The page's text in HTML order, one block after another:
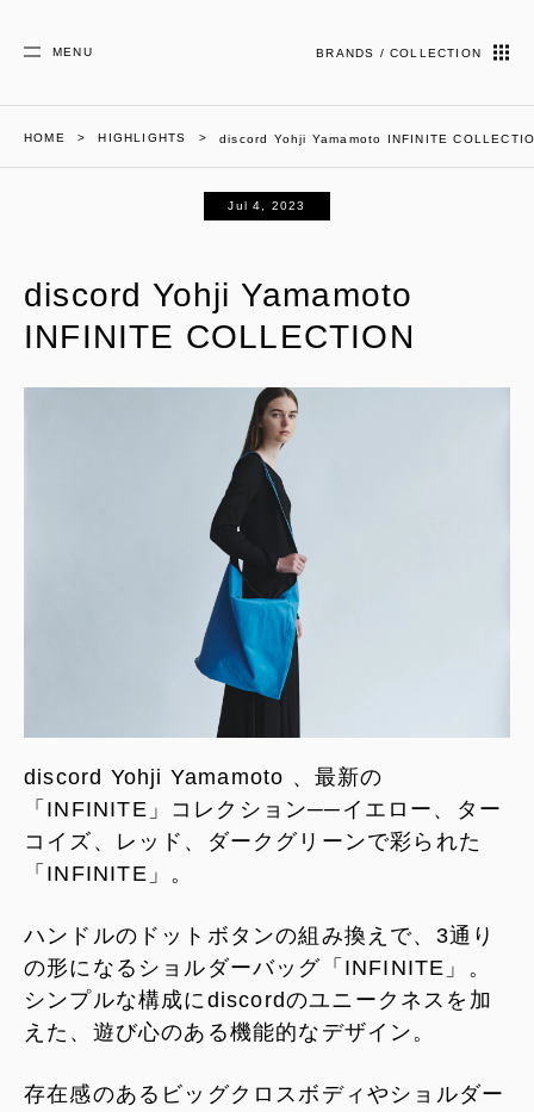
MENU BRANDS / COLLECTION
HOME HIGHLIGHTS discord Yohji Yamamoto INFINITE
Jul 4, 2023
discord Yohji Yamamoto
INFINITE COLLECTION
discord Yohji Yamamoto 、最新の
「INFINITE」コレクション──イエロー、ター
コイズ、レッド、ダークグリーンで彩られた
「INFINITE」。
ハンドルのドットボタンの組み換えで、3通り
の形になるショルダーバッグ「INFINITE」。
シンプルな構成にdiscordのユニークネスを加
えた、遊び心のある機能的なデザイン。
存在感のあるビッグクロスボディやショルダー